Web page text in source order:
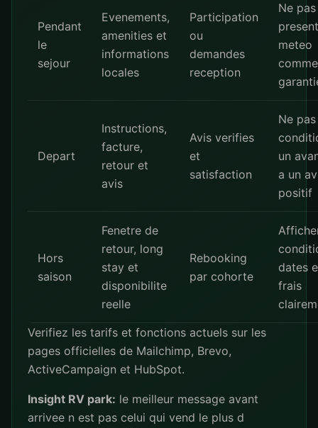
Pendant
le
sejour
Evenements,
amenities et
informations
locales
Participation
ou
demandes
reception
Ne pas
meteo
comme
Depart
Instructions,
facture,
retour et
avis
Avis verifies
et
satisfaction
Ne pas
un
a un
positif
Hors
saison
Fenetre de
retour, long
stay et
disponibilite
reelle
Rebooking
par cohorte
dates
frais
Verifiez les tarifs et fonctions actuels sur les
pages officielles de Mailchimp, Brevo,
ActiveCampaign et HubSpot.
Insight RV park: le meilleur message avant
arrivee n est pas celui qui vend le plus d